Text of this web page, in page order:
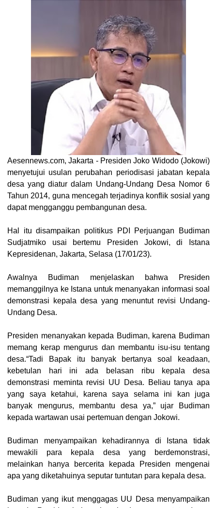
Aesennews.com, Jakarta - Presiden Joko Widodo (Jokowi)
menyetujui usulan perubahan periodisasi jabatan kepala
desa yang diatur dalam Undang-Undang Desa Nomor 6
Tahun 2014, guna mencegah terjadinya konflik sosial yang
dapat mengganggu pembangunan desa.
Hal itu disampaikan politikus PDI Perjuangan Budiman
Sudjatmiko usai bertemu Presiden Jokowi, di Istana
Kepresidenan, Jakarta, Selasa (17/01/23).
Awalnya Budiman menjelaskan bahwa Presiden
memanggilnya ke Istana untuk menanyakan informasi soal
demonstrasi kepala desa yang menuntut revisi Undang-
Undang Desa.
Presiden menanyakan kepada Budiman, karena Budiman
memang kerap mengurus dan membantu isu-isu tentang
desa.“Tadi Bapak itu banyak bertanya soal keadaan,
kebetulan hari ini ada belasan ribu kepala desa
demonstrasi meminta revisi UU Desa. Beliau tanya apa
yang saya ketahui, karena saya selama ini kan juga
banyak mengurus, membantu desa ya,” ujar Budiman
kepada wartawan usai pertemuan dengan Jokowi.
Budiman menyampaikan kehadirannya di Istana tidak
mewakili para kepala desa yang berdemonstrasi,
melainkan hanya bercerita kepada Presiden mengenai
apa yang diketahuinya seputar tuntutan para kepala desa.
Budiman yang ikut menggagas UU Desa menyampaikan